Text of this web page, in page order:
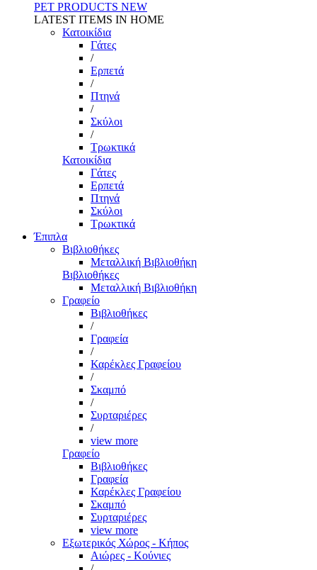
PET PRODUCTS NEW
LATEST ITEMS IN HOME
Κατοικίδια
Γάτες
/
Ερπετά
/
Πτηνά
/
Σκύλοι
/
Τρωκτικά
Κατοικίδια
Γάτες
Ερπετά
Πτηνά
Σκύλοι
Τρωκτικά
Έπιπλα
Βιβλιοθήκες
Μεταλλική Βιβλιοθήκη
Βιβλιοθήκες
Μεταλλική Βιβλιοθήκη
Γραφείο
Βιβλιοθήκες
/
Γραφεία
/
Καρέκλες Γραφείου
/
Σκαμπό
/
Συρταριέρες
/
view more
Γραφείο
Βιβλιοθήκες
Γραφεία
Καρέκλες Γραφείου
Σκαμπό
Συρταριέρες
view more
Εξωτερικός Χώρος - Κήπος
Αιώρες - Κούνιες